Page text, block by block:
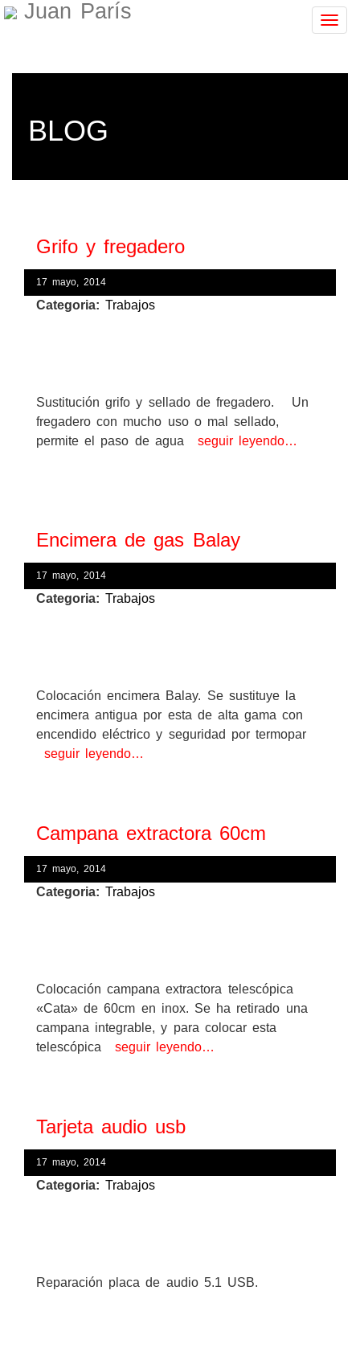
Juan París
BLOG
Grifo y fregadero
17 mayo, 2014
Categoria:Trabajos
Sustitución grifo y sellado de fregadero. Un
fregadero con mucho uso o mal sellado,
permite el paso de agua
seguir leyendo…
Encimera de gas Balay
17 mayo, 2014
Categoria:Trabajos
Colocación encimera Balay. Se sustituye la
encimera antigua por esta de alta gama con
encendido eléctrico y seguridad por termopar
seguir leyendo…
Campana extractora 60cm
17 mayo, 2014
Categoria:Trabajos
Colocación campana extractora telescópica
«Cata» de 60cm en inox. Se ha retirado una
campana integrable, y para colocar esta
telescópica
seguir leyendo…
Tarjeta audio usb
17 mayo, 2014
Categoria:Trabajos
Reparación placa de audio 5.1 USB.